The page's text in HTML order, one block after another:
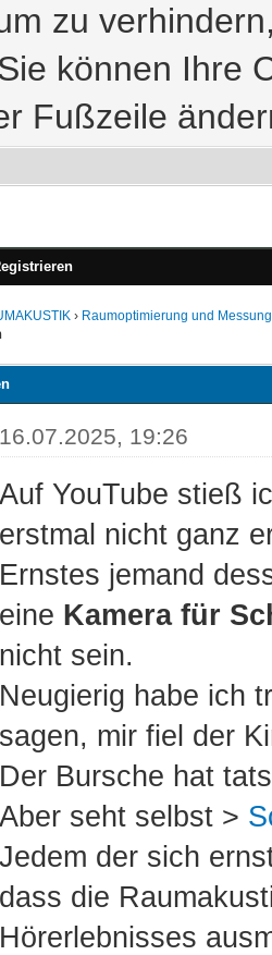
zu
können Ihre
Fußzeile
› Raumoptimierung und Messung
16.07.2025, 19:26
Auf YouTube stieß
erstmal nicht ganz
Ernstes jemand
eine Kamera für
nicht sein.
Neugierig habe ich
sagen, mir fiel der
Der Bursche hat
Aber seht selbst >
Jedem der sich
dass die
Hörerlebnisses